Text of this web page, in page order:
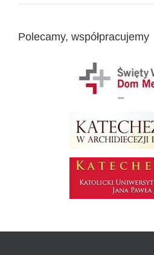
Polecamy, współpracujemy